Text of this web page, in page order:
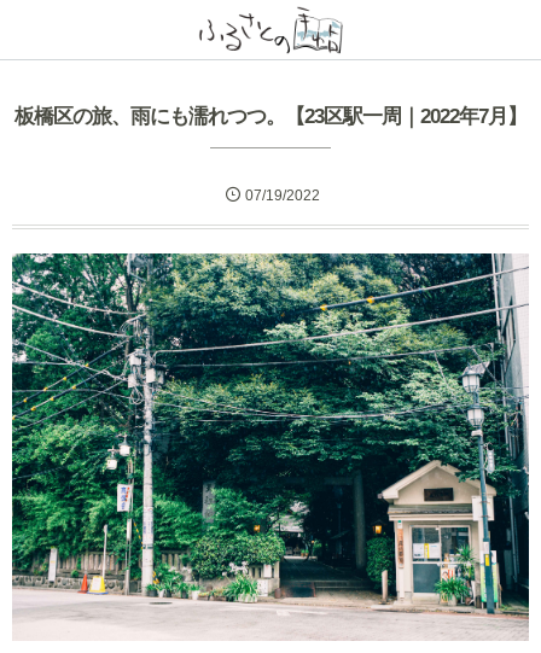
板橋区の旅、雨にも濡れつつ。【23区駅一周｜2022年7月】
07/19/2022